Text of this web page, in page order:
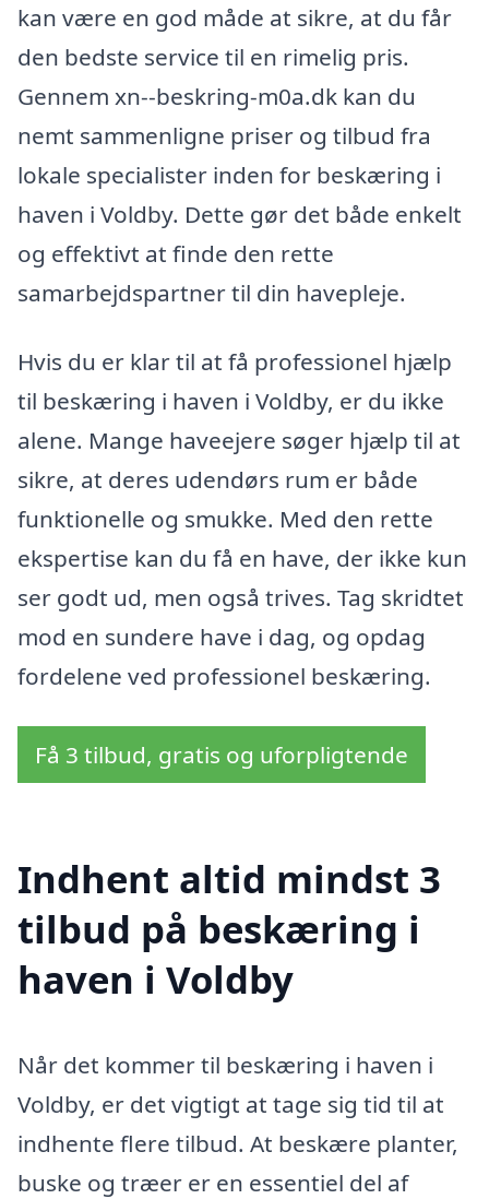
kan være en god måde at sikre, at du får
den bedste service til en rimelig pris.
Gennem xn--beskring-m0a.dk kan du
nemt sammenligne priser og tilbud fra
lokale specialister inden for beskæring i
haven i Voldby. Dette gør det både enkelt
og effektivt at finde den rette
samarbejdspartner til din havepleje.
Hvis du er klar til at få professionel hjælp
til beskæring i haven i Voldby, er du ikke
alene. Mange haveejere søger hjælp til at
sikre, at deres udendørs rum er både
funktionelle og smukke. Med den rette
ekspertise kan du få en have, der ikke kun
ser godt ud, men også trives. Tag skridtet
mod en sundere have i dag, og opdag
fordelene ved professionel beskæring.
Få 3 tilbud, gratis og uforpligtende
Indhent altid mindst 3
tilbud på beskæring i
haven i Voldby
Når det kommer til beskæring i haven i
Voldby, er det vigtigt at tage sig tid til at
indhente flere tilbud. At beskære planter,
buske og træer er en essentiel del af